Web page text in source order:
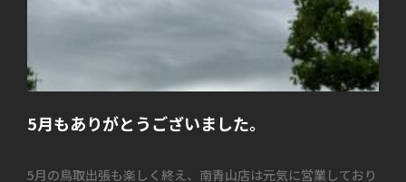
5月もありがとうございました。
5月の鳥取出張も楽しく終え、南青山店は元気に営業しており